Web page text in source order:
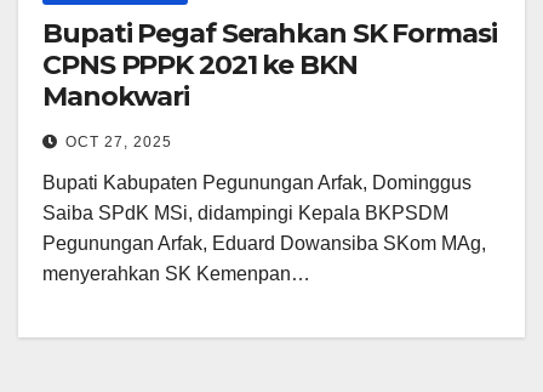
Bupati Pegaf Serahkan SK Formasi
CPNS PPPK 2021 ke BKN
Manokwari
OCT 27, 2025
Bupati Kabupaten Pegunungan Arfak, Dominggus
Saiba SPdK MSi, didampingi Kepala BKPSDM
Pegunungan Arfak, Eduard Dowansiba SKom MAg,
menyerahkan SK Kemenpan…